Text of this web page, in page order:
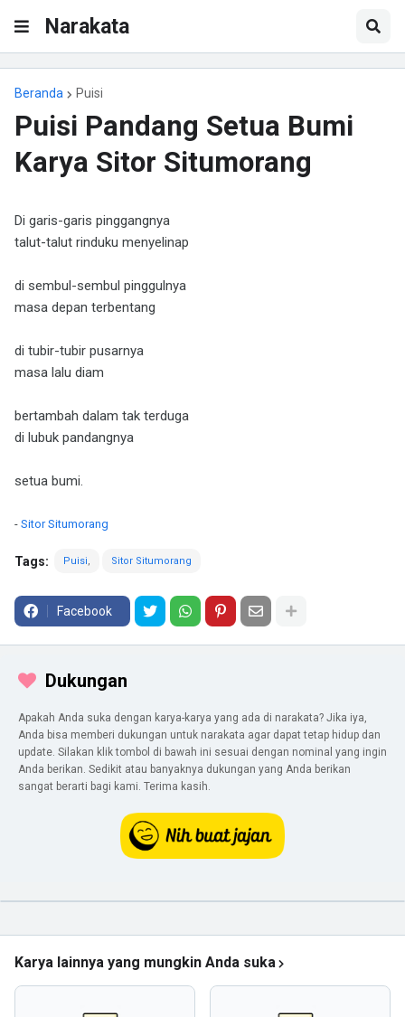
Narakata
Beranda Puisi
Puisi Pandang Setua Bumi
Karya Sitor Situmorang
Di garis-garis pinggangnya
talut-talut rinduku menyelinap
di sembul-sembul pinggulnya
masa depan terbentang
di tubir-tubir pusarnya
masa lalu diam
bertambah dalam tak terduga
di lubuk pandangnya
setua bumi.
- Sitor Situmorang
Tags: Puisi Sitor Situmorang
Facebook
Dukungan
Apakah Anda suka dengan karya-karya yang ada di narakata? Jika iya,
Anda bisa memberi dukungan untuk narakata agar dapat tetap hidup dan
update. Silakan klik tombol di bawah ini sesuai dengan nominal yang ingin
Anda berikan. Sedikit atau banyaknya dukungan yang Anda berikan
sangat berarti bagi kami. Terima kasih.
Karya lainnya yang mungkin Anda suka